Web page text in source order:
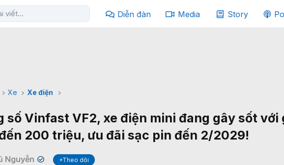
Diễn đàn Media Story
Xe Xe điện
số Vinfast VF2, xe điện mini đang gây sốt với
200 triệu, ưu đãi sạc pin đến 2/2029!
Nguyễn ✔
+Theo dõi